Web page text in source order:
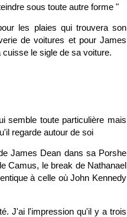
sous toute autre forme "
les plaies qui trouvera son
de voitures et pour James
le sigle de sa voiture.
semble toute particulière mais
regarde autour de soi
James Dean dans sa Porshe
Camus, le break de Nathanael
à celle où John Kennedy
J'ai l'impression qu'il y a trois